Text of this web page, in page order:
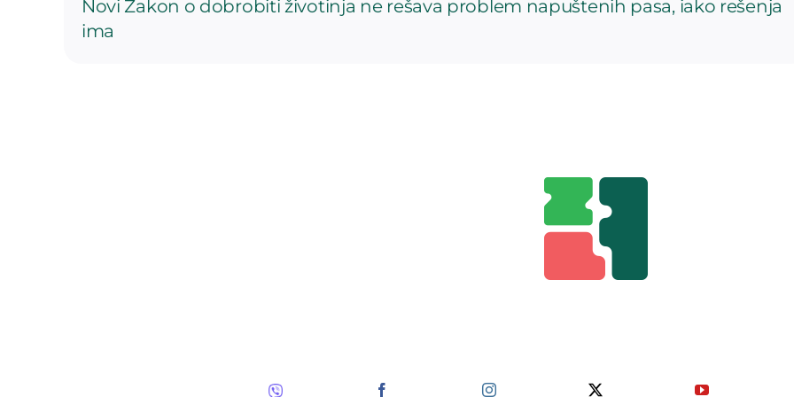
Novi Zakon o dobrobiti životinja ne rešava problem napuštenih pasa, iako rešenja
ima